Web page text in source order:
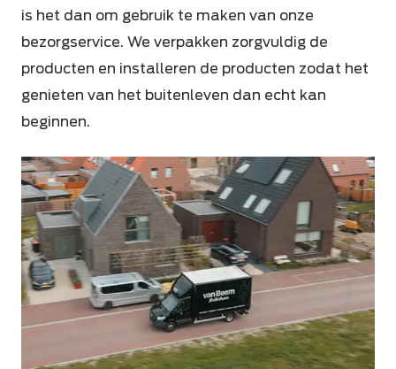
is het dan om gebruik te maken van onze
bezorgservice. We verpakken zorgvuldig de
producten en installeren de producten zodat het
genieten van het buitenleven dan echt kan
beginnen.